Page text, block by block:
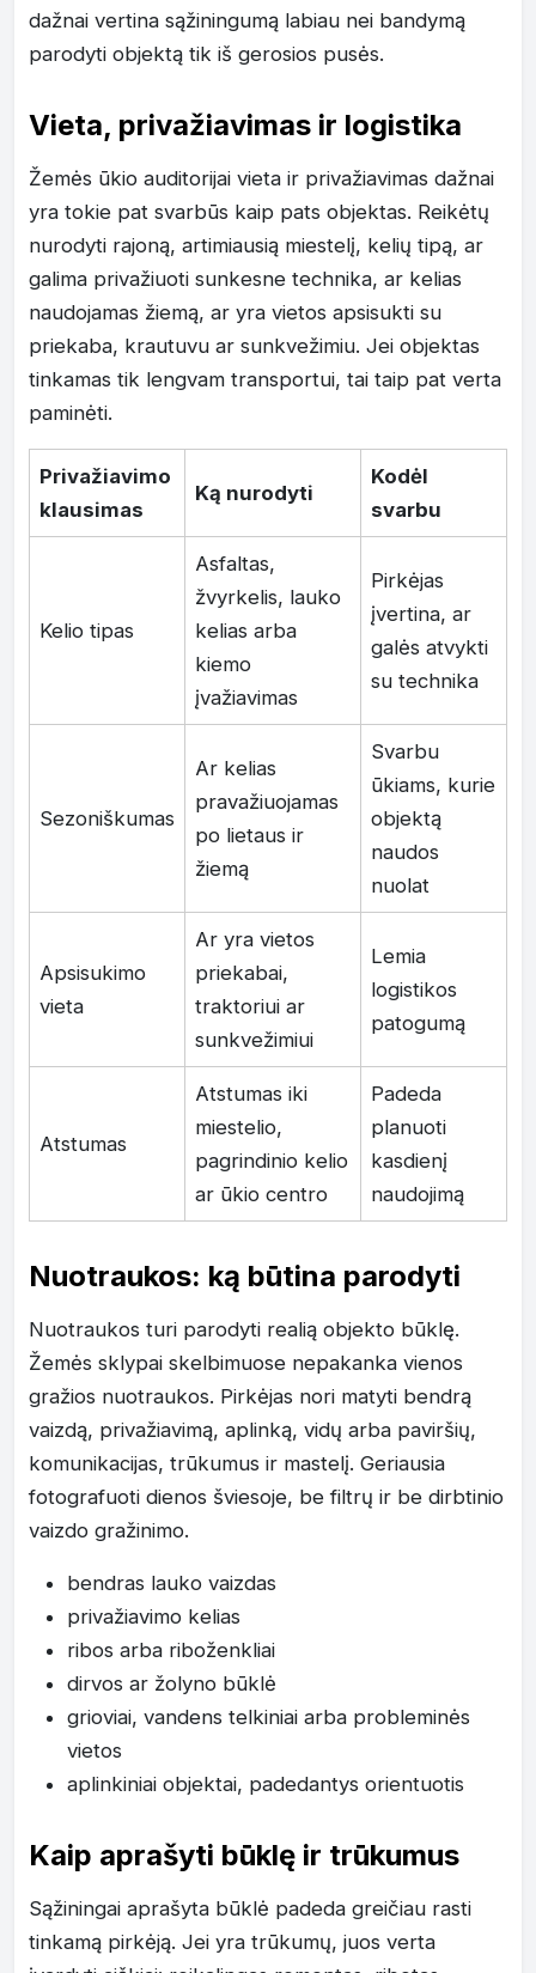
dažnai vertina sąžiningumą labiau nei bandymą
parodyti objektą tik iš gerosios pusės.
Vieta, privažiavimas ir logistika
Žemės ūkio auditorijai vieta ir privažiavimas dažnai
yra tokie pat svarbūs kaip pats objektas. Reikėtų
nurodyti rajoną, artimiausią miestelį, kelių tipą, ar
galima privažiuoti sunkesne technika, ar kelias
naudojamas žiemą, ar yra vietos apsisukti su
priekaba, krautuvu ar sunkvežimiu. Jei objektas
tinkamas tik lengvam transportui, tai taip pat verta
paminėti.
Privažiavimo
klausimas
Ką nurodyti
Kodėl
svarbu
Kelio tipas
Asfaltas,
žvyrkelis, lauko
kelias arba
kiemo
įvažiavimas
Pirkėjas
įvertina, ar
galės atvykti
su technika
Sezoniškumas
Ar kelias
pravažiuojamas
po lietaus ir
žiemą
Svarbu
ūkiams, kurie
objektą
naudos
nuolat
Apsisukimo
vieta
Ar yra vietos
priekabai,
traktoriui ar
sunkvežimiui
Lemia
logistikos
patogumą
Atstumas
Atstumas iki
miestelio,
pagrindinio kelio
ar ūkio centro
Padeda
planuoti
kasdienį
naudojimą
Nuotraukos: ką būtina parodyti
Nuotraukos turi parodyti realią objekto būklę.
Žemės sklypai skelbimuose nepakanka vienos
gražios nuotraukos. Pirkėjas nori matyti bendrą
vaizdą, privažiavimą, aplinką, vidų arba paviršių,
komunikacijas, trūkumus ir mastelį. Geriausia
fotografuoti dienos šviesoje, be filtrų ir be dirbtinio
vaizdo gražinimo.
bendras lauko vaizdas
privažiavimo kelias
ribos arba riboženkliai
dirvos ar žolyno būklė
grioviai, vandens telkiniai arba probleminės
vietos
aplinkiniai objektai, padedantys orientuotis
Kaip aprašyti būklę ir trūkumus
Sąžiningai aprašyta būklė padeda greičiau rasti
tinkamą pirkėją. Jei yra trūkumų, juos verta